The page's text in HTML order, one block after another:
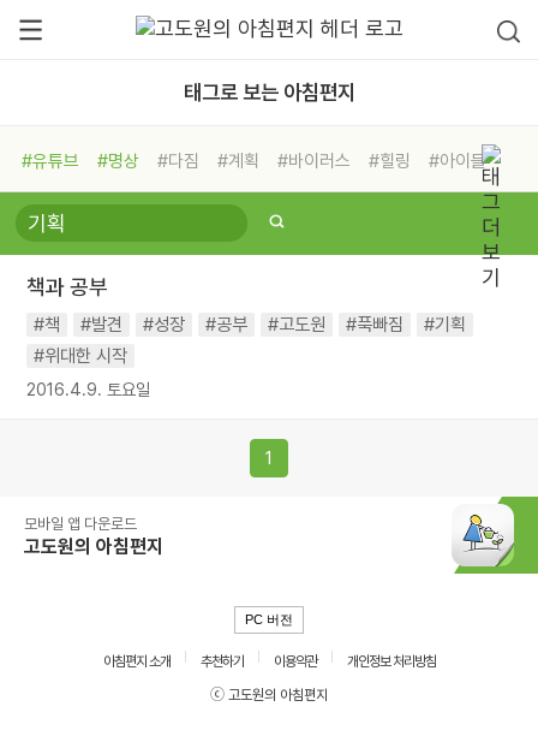
태그로 보는 아침편지
#유튜브 #명상 #다짐 #계획 #바이러스 #힐링
#아이들
#비전캠프
#독서캠프 #삶
#희망
#나눔 #친구 #링컨학교
#독서
#건강
책과 공부
#책 #발견 #성장 #공부 #고도원 #푹빠짐
#기획
#위대한 시작
2016.4.9. 토요일
1
모바일 앱 다운로드
고도원의 아침편지
PC 버전
아침편지 소개 추천하기 이용약관
개인정보 처리방침
ⓒ 고도원의 아침편지